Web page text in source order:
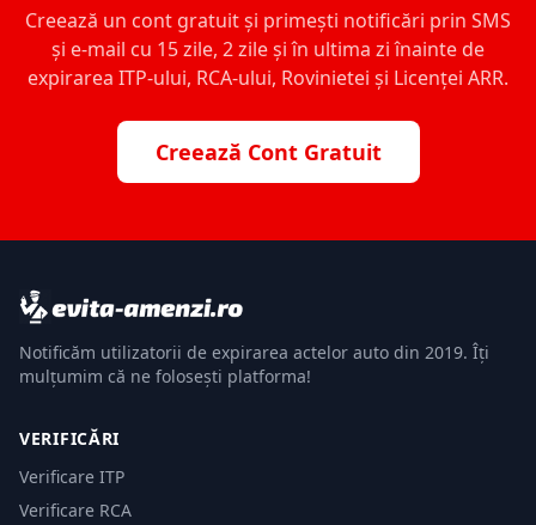
Creează un cont gratuit și primești notificări prin SMS
și e-mail cu 15 zile, 2 zile și în ultima zi înainte de
expirarea ITP-ului, RCA-ului, Rovinietei și Licenței ARR.
Creează Cont Gratuit
Notificăm utilizatorii de expirarea actelor auto din 2019. Îți
mulțumim că ne folosești platforma!
VERIFICĂRI
Verificare ITP
Verificare RCA